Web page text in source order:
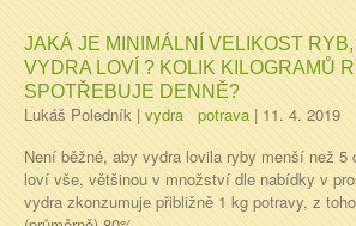
JAKÁ JE MINIMÁLNÍ VELIKOST
VYDRA LOVÍ ? KOLIK KILOGRAMŮ
SPOTŘEBUJE DENNĚ?
Lukáš Poledník | vydra potrava | 11. 4. 2019
Není běžné, aby vydra lovila ryby menší než 5
loví vše, většinou v množství dle nabídky v
vydra zkonzumuje přibližně 1 kg potravy, z